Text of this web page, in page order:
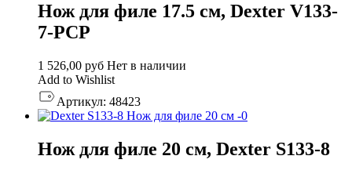
Нож для филе 17.5 см, Dexter V133-
7-PCP
1 526,00 руб Нет в наличии
Add to Wishlist
Артикул: 48423
Нож для филе 20 см, Dexter S133-8